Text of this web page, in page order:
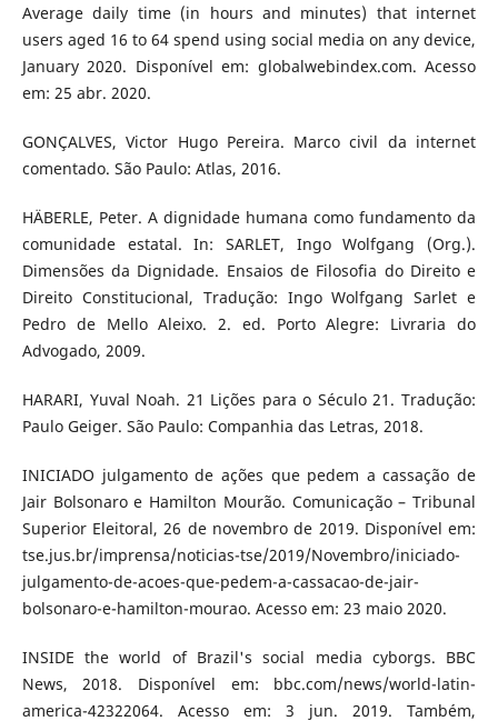
Average daily time (in hours and minutes) that internet
users aged 16 to 64 spend using social media on any device,
January 2020. Disponível em: globalwebindex.com. Acesso
em: 25 abr. 2020.
GONÇALVES, Victor Hugo Pereira. Marco civil da internet
comentado. São Paulo: Atlas, 2016.
HÄBERLE, Peter. A dignidade humana como fundamento da
comunidade estatal. In: SARLET, Ingo Wolfgang (Org.).
Dimensões da Dignidade. Ensaios de Filosofia do Direito e
Direito Constitucional, Tradução: Ingo Wolfgang Sarlet e
Pedro de Mello Aleixo. 2. ed. Porto Alegre: Livraria do
Advogado, 2009.
HARARI, Yuval Noah. 21 Lições para o Século 21. Tradução:
Paulo Geiger. São Paulo: Companhia das Letras, 2018.
INICIADO julgamento de ações que pedem a cassação de
Jair Bolsonaro e Hamilton Mourão. Comunicação – Tribunal
Superior Eleitoral, 26 de novembro de 2019. Disponível em:
tse.jus.br/imprensa/noticias-tse/2019/Novembro/iniciado-
julgamento-de-acoes-que-pedem-a-cassacao-de-jair-
bolsonaro-e-hamilton-mourao. Acesso em: 23 maio 2020.
INSIDE the world of Brazil's social media cyborgs. BBC
News, 2018. Disponível em: bbc.com/news/world-latin-
america-42322064. Acesso em: 3 jun. 2019. Também,